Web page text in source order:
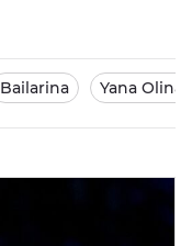
Bailarina Yana Olina